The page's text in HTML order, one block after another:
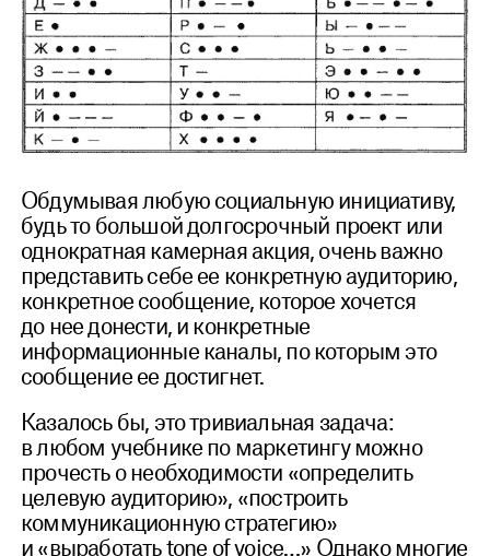
Обдумывая любую социальную инициативу,
будь то большой долгосрочный проект или
однократная камерная акция, очень важно
представить себе ее конкретную аудиторию,
конкретное сообщение, которое хочется
до нее донести, и конкретные
информационные каналы, по которым это
сообщение ее достигнет.
Казалось бы, это тривиальная задача:
в любом учебнике по маркетингу можно
прочесть о необходимости «определить
целевую аудиторию», «построить
коммуникационную стратегию»
и «выработать tone of voice…» Однако многие